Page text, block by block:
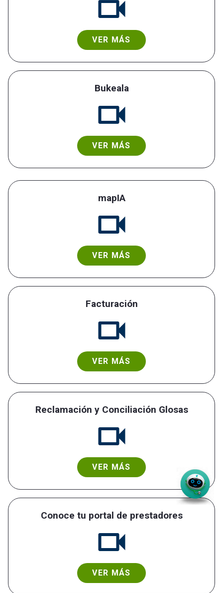
VER MÁS
Bukeala
VER MÁS
mapIA
VER MÁS
Facturación
VER MÁS
Reclamación y Conciliación Glosas
VER MÁS
Conoce tu portal de prestadores
VER MÁS